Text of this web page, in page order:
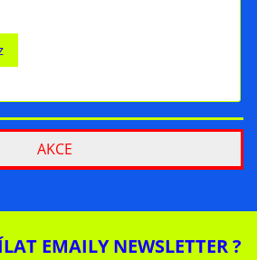
AKCE
EMAILY NEWSLETTER ?